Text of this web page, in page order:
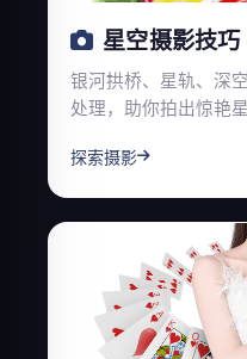
星空摄影技巧
银河拱桥、星轨、深
处理，助你拍出惊艳星
探索摄影